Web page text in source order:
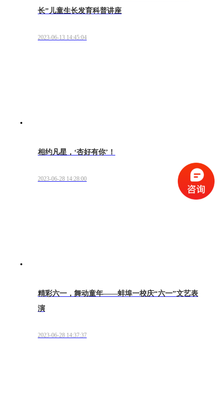
长”儿童生长发育科普讲座
2023-06-13 14:45:04
相约凡星，‘杏好有你’！
2023-06-28 14:28:00
精彩六一，舞动童年——蚌埠一校庆“六一”文艺表
演
2023-06-28 14:37:37